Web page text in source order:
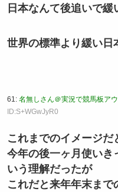
日本なんて後追いで緩
世界の標準より緩い日
61: 名無しさん＠実況で競馬板アウ
ID:S+WGwJyR0
これまでのイメージだ
今年の後一ヶ月使いき
いう理解だったが
これだと来年年末まで